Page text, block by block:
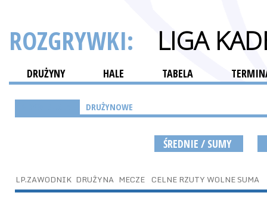
ROZGRYWKI: LIGA
DRUŻYNY HALE TABELA
DRUŻYNOWE
ŚREDNIE / SUMY
LP.ZAWODNIK DRUŻYNA MECZE CELNE RZUTY WOLNE SUMA